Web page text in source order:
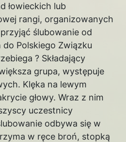
łowieckich lub
rangi, organizowanych
ślubowanie od
Polskiego Związku
? Składający
grupa, występuje
Klęka na lewym
głowy. Wraz z nim
uczestnicy
odbywa się w
w ręce broń, stopką